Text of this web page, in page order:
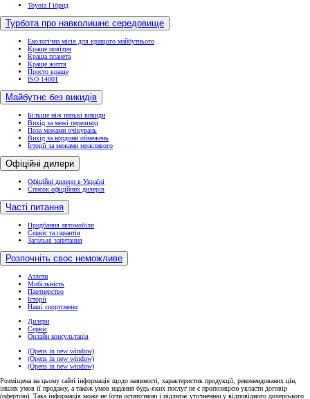
Toyota Гібрид
Турбота про навколишнє середовище
Екологічна місія для кращого майбутнього
Краще повітря
Краща планета
Краще життя
Просто краще
ISO 14001
Майбутнє без викидів
Більше ніж низькі викиди
Вихід за межі перешкод
Поза межами очікувань
Вихід за кордони обмежень
Історії за межами можливого
Офіційні дилери
Офіційні дилери в Україні
Список офіційних дилерів
Часті питання
Придбання автомобіля
Сервіс та гарантія
Загальні запитання
Розпочніть своє неможливе
Атлети
Мобільність
Партнерство
Історії
Наші спортсмени
Дилери
Сервіс
Онлайн консультація
(Opens in new window)
(Opens in new window)
(Opens in new window)
Розміщена на цьому сайті інформація щодо наявності, характеристик продукції, рекомендованих цін,
інших умов її продажу, а також умов надання будь-яких послуг не є пропозицією укласти договір
(офертою). Така інформація може не бути остаточною і підлягає уточненню у відповідного дилерського